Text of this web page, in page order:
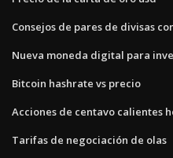
Consejos de pares de divisas
Nueva moneda digital para
Bitcoin hashrate vs precio
Acciones de centavo calientes
Tarifas de negociación de olas